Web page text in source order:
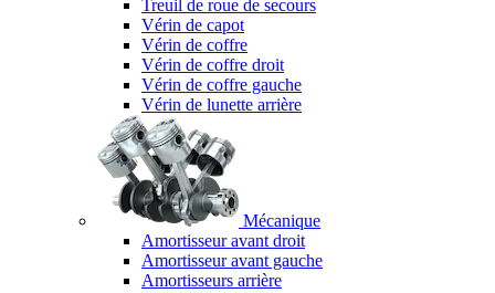
Treuil de roue de secours
Vérin de capot
Vérin de coffre
Vérin de coffre droit
Vérin de coffre gauche
Vérin de lunette arrière
Mécanique
Amortisseur avant droit
Amortisseur avant gauche
Amortisseurs arrière